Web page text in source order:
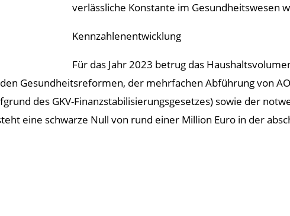
verlässliche Konstante im Gesundheitswesen
Kennzahlenentwicklung
Für das Jahr 2023 betrug das
Gesundheitsreformen, der mehrfachen Abführung von
des GKV-Finanzstabilisierungsgesetzes) sowie der
eine schwarze Null von rund einer Million Euro in der